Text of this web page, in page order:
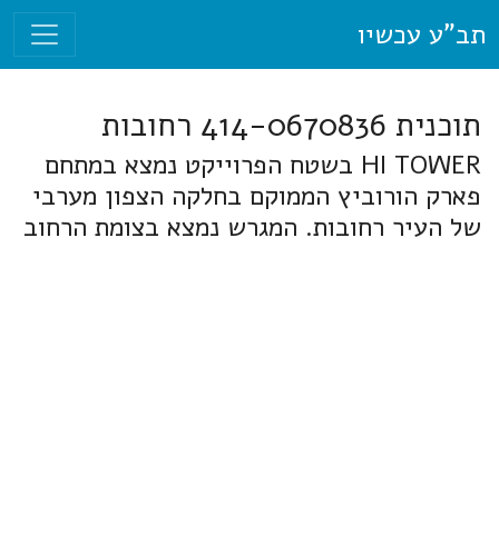
תב"ע עכשיו
תוכנית 414-0670836 רחובות
HI TOWER בשטח הפרוייקט נמצא במתחם
פארק הורוביץ הממוקם בחלקה הצפון מערבי
של העיר רחובות. המגרש נמצא בצומת הרחוב